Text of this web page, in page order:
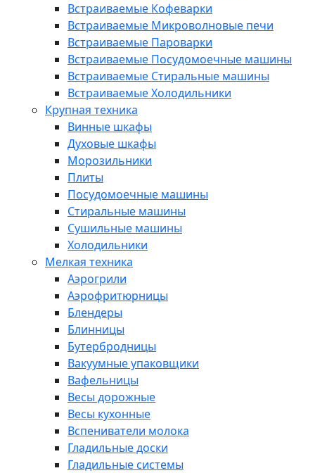
Встраиваемые Кофеварки
Встраиваемые Микроволновые печи
Встраиваемые Пароварки
Встраиваемые Посудомоечные машины
Встраиваемые Стиральные машины
Встраиваемые Холодильники
Крупная техника
Винные шкафы
Духовые шкафы
Морозильники
Плиты
Посудомоечные машины
Стиральные машины
Сушильные машины
Холодильники
Мелкая техника
Аэрогрили
Аэрофритюрницы
Блендеры
Блинницы
Бутербродницы
Вакуумные упаковщики
Вафельницы
Весы дорожные
Весы кухонные
Вспениватели молока
Гладильные доски
Гладильные системы